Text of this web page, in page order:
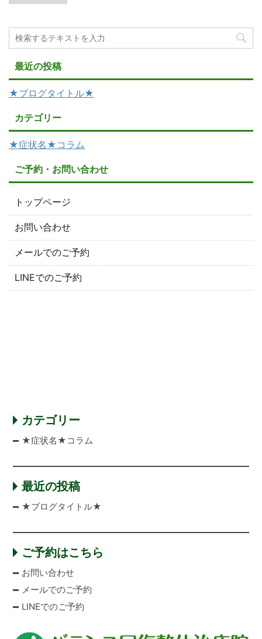
最近の投稿
★ブログタイトル★
カテゴリー
★症状名★コラム
ご予約・お問い合わせ
トップページ
お問い合わせ
メールでのご予約
LINEでのご予約
カテゴリー
★症状名★コラム
最近の投稿
★ブログタイトル★
ご予約はこちら
お問い合わせ
メールでのご予約
LINEでのご予約